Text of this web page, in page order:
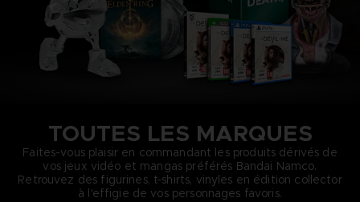
TOUTES LES MARQUES
Faites-vous plaisir en commandant les produits dérivés de
vos jeux vidéo et mangas préférés Bandai Namco.
Retrouvez des figurines, t-shirts, vinyles en édition collector
à l'effigie de vos personnages favoris.